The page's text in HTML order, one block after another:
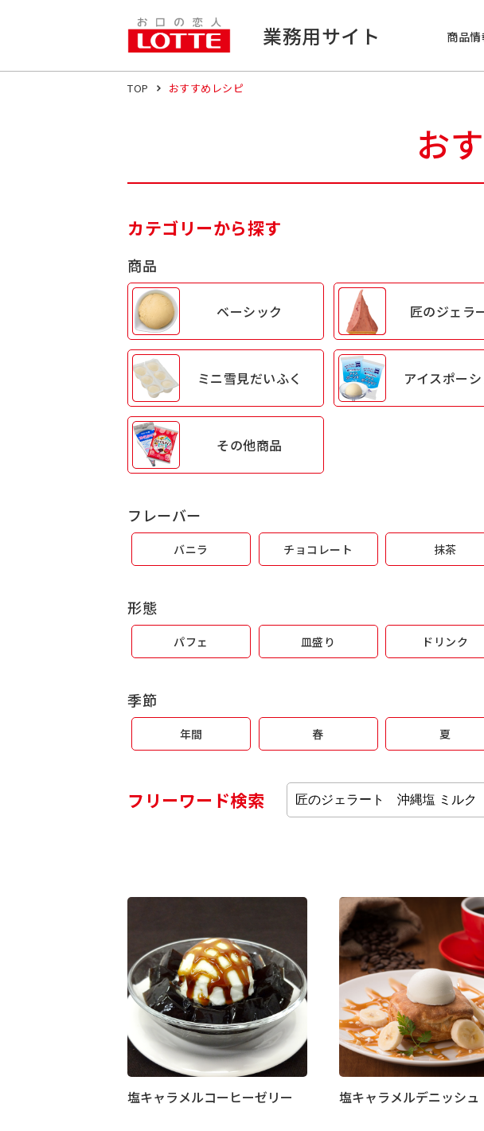
業務用サイト 商品情
TOP おすすめレシピ
お
カテゴリーから探す
商品
ベーシック 匠のジェラ
ミニ雪見だいふく アイスポー
その他商品
フレーバー
バニラ チョコレート 抹茶
形態
パフェ 皿盛り ドリンク
季節
年間 春 夏
フリーワード検索
塩キャラメルコーヒーゼリー 塩キャラメルデニッシュ